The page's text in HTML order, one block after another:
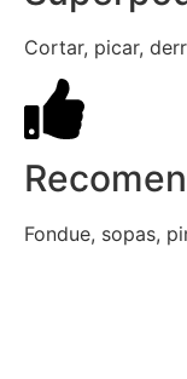
Cortar, picar,
Fondue, sopas,